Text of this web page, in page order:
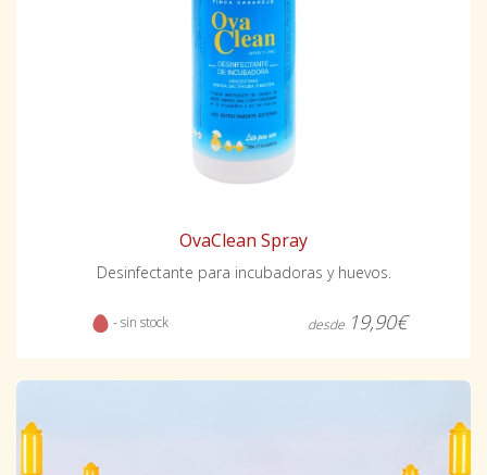
OvaClean Spray
Desinfectante para incubadoras y huevos.
- sin stock desde 19,90€